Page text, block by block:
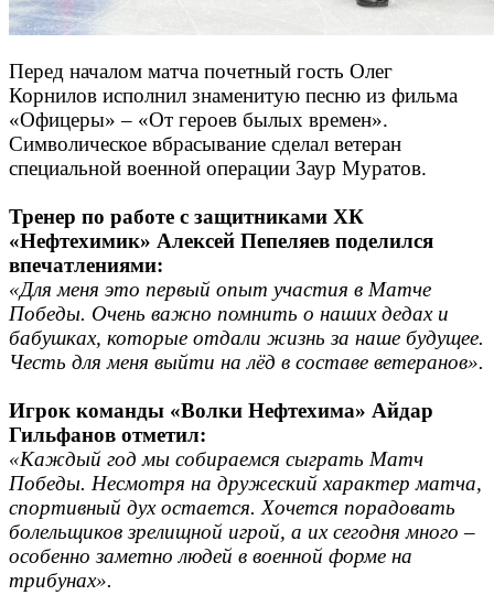
Перед началом матча почетный гость Олег
Корнилов исполнил знаменитую песню из фильма
«Офицеры» – «От героев былых времен».
Символическое вбрасывание сделал ветеран
специальной военной операции Заур Муратов.
Тренер по работе с защитниками ХК
«Нефтехимик» Алексей Пепеляев поделился
впечатлениями:
«Для меня это первый опыт участия в Матче
Победы. Очень важно помнить о наших дедах и
бабушках, которые отдали жизнь за наше будущее.
Честь для меня выйти на лёд в составе ветеранов».
Игрок команды «Волки Нефтехима» Айдар
Гильфанов отметил:
«Каждый год мы собираемся сыграть Матч
Победы. Несмотря на дружеский характер матча,
спортивный дух остается. Хочется порадовать
болельщиков зрелищной игрой, а их сегодня много –
особенно заметно людей в военной форме на
трибунах».